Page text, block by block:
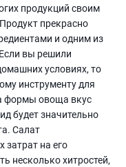
продукций своим
прекрасно
и одним из
вы решили
условиях, то
инструменту для
формы овоща вкус
будет значительно
Салат
затрат на его
несколько хитростей,